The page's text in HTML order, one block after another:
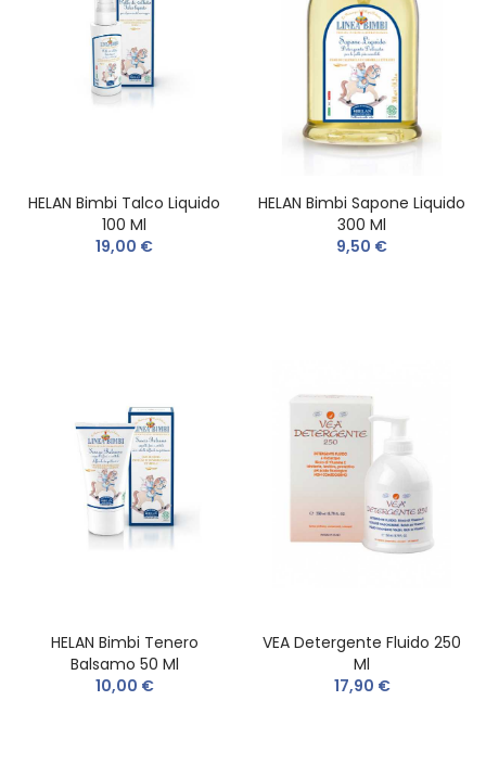
HELAN Bimbi Talco Liquido
100 Ml
19,00 €
HELAN Bimbi Sapone Liquido
300 Ml
9,50 €
HELAN Bimbi Tenero
Balsamo 50 Ml
10,00 €
VEA Detergente Fluido 250
Ml
17,90 €